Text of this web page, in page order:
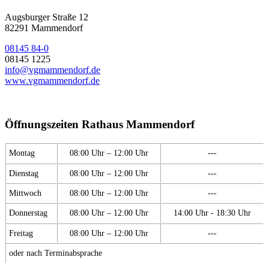
Augsburger Straße 12
82291 Mammendorf
08145 84-0
08145 1225
info@vgmammendorf.de
www.vgmammendorf.de
Öffnungszeiten Rathaus Mammendorf
Montag 08:00 Uhr – 12:00 Uhr ---
Dienstag 08:00 Uhr – 12:00 Uhr ---
Mittwoch 08:00 Uhr – 12:00 Uhr ---
Donnerstag 08:00 Uhr – 12:00 Uhr 14:00 Uhr - 18:30 Uhr
Freitag 08:00 Uhr – 12:00 Uhr ---
oder nach Terminabsprache